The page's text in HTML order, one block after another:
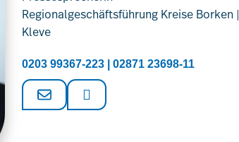
Regionalgeschäftsführung Kreise Borken |
Kleve
0203 99367-223 | 02871 23698-11